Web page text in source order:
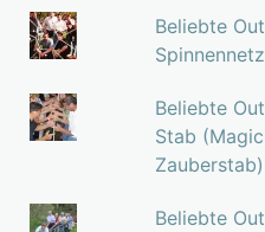
Beliebte
Spinnennetz
Beliebte
Stab
Zauberstab)
Beliebte